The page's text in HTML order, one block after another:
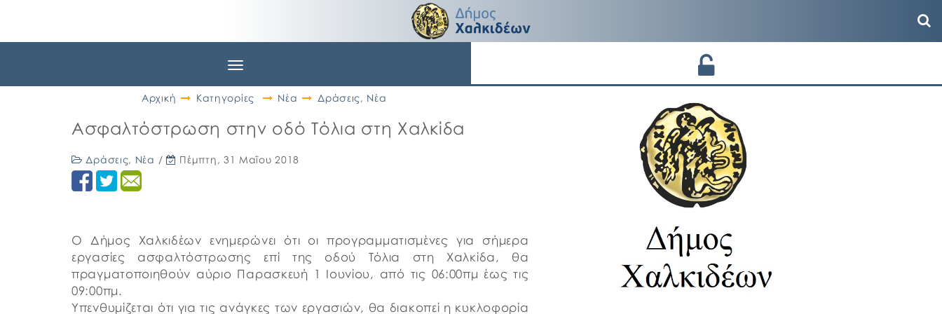
Toggle
Αρχική
Κατηγορίες Νέα Δράσεις, Νέα
Ασφαλτόστρωση στην οδό Τόλια στη Χαλκίδα
Δράσεις, Νέα / Πέμπτη, 31 Μαΐου 2018
Ο Δήμος Χαλκιδέων ενημερώνει ότι οι προγραμματισμένες για σήμερα
εργασίες ασφαλτόστρωσης επί της οδού Τόλια στη Χαλκίδα, θα
πραγματοποιηθούν αύριο Παρασκευή 1 Ιουνίου, από τις 06:00πμ έως τις
09:00πμ.
Υπενθυμίζεται ότι για τις ανάγκες των εργασιών, θα διακοπεί η κυκλοφορία